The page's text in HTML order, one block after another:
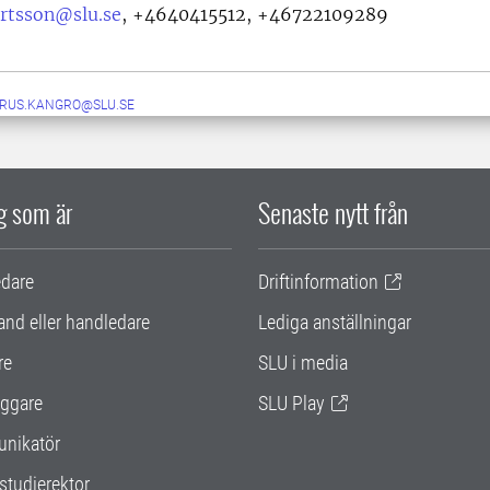
, +4640415512, +46722109289
som är
eller handledare
Senaste nytt från
Driftinformation
Lediga anställningar
SLU i media
SLU Play